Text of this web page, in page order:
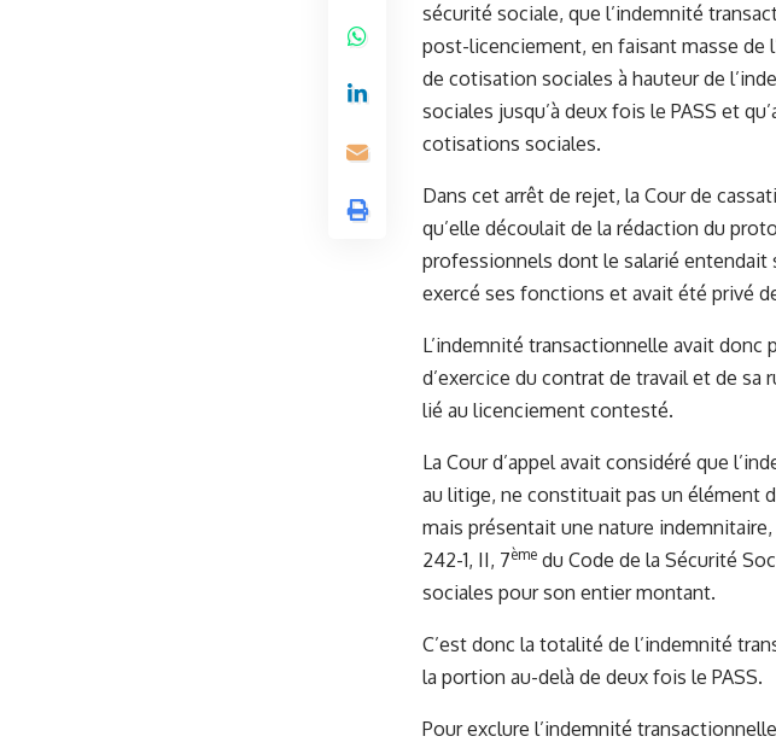
sécurité sociale, que l’indemnité
post-licenciement, en faisant masse de
de cotisation sociales à hauteur de
sociales jusqu’à deux fois le PASS et
cotisations sociales.
Dans cet arrêt de rejet, la Cour de
qu’elle découlait de la rédaction du
professionnels dont le salarié entendait
exercé ses fonctions et avait été privé
L’indemnité transactionnelle avait
d’exercice du contrat de travail et de
lié au licenciement contesté.
La Cour d’appel avait considéré que
au litige, ne constituait pas un élément
mais présentait une nature
242-1, II, 7ème du Code de la Sécurité
sociales pour son entier montant.
C’est donc la totalité de l’indemnité
la portion au-delà de deux fois le PASS.
Pour exclure l’indemnité